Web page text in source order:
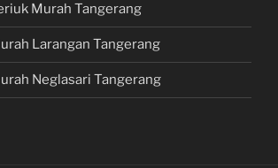
Murah Tangerang
Larangan Tangerang
Neglasari Tangerang